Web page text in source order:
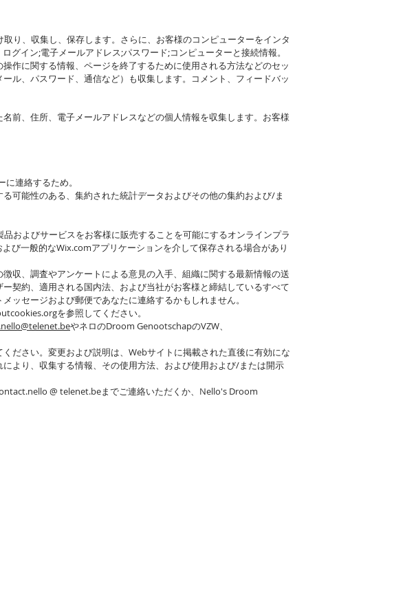
り、収集し、保存します。さらに、お客様のコンピューターをインタ
イン;電子メールアドレス;パスワード;コンピューターと接続情報。
作に関する情報、ページを終了するために使用される方法などのセッ
ル、パスワード、通信など）も収集します。コメント、フィードバッ
前、住所、電子メールアドレスなどの個人情報を収集します。お客様
連絡するため。
可能性のある、集約された統計データおよびその他の集約および/ま
およびサービスをお客様に販売することを可能にするオンラインプラ
び一般的なWix.comアプリケーションを介して保存される場合があり
収、調査やアンケートによる意見の入手、組織に関する最新情報の送
契約、適用される国内法、および当社がお客様と締結しているすべて
ッセージおよび郵便であなたに連絡するかもしれません。
を参照してください。
やネロのDroom GenootschapのVZW、
ださい。変更および説明は、Webサイトに掲載された直後に有効にな
より、収集する情報、その使用方法、および使用および/または開示
@ telenet.beまでご連絡いただくか、Nello's Droom